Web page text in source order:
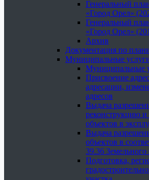
Генеральный
«Город Орел»
Генеральный
«Город Орел»
Архив
Документация по
Муниципальные
Муниципальные
Присвоение
адресации,
адресов
Выдача
реконструкцию
объектов в
Выдача
объектов в
39.36
Подготовка,